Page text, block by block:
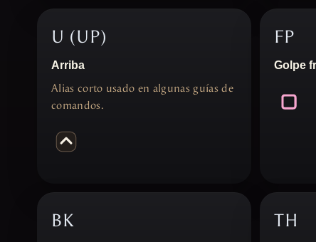
U (UP)
Arriba
Alias corto usado en algunas guías de
comandos.
FP
Golpe
BK TH